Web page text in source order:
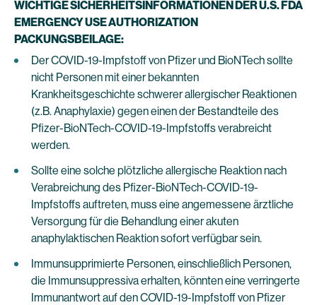
WICHTIGE SICHERHEITSINFORMATIONEN DER U.S. FDA
EMERGENCY USE AUTHORIZATION
PACKUNGSBEILAGE:
Der COVID-19-Impfstoff von Pfizer und BioNTech sollte
nicht Personen mit einer bekannten
Krankheitsgeschichte schwerer allergischer Reaktionen
(z.B. Anaphylaxie) gegen einen der Bestandteile des
Pfizer-BioNTech-COVID-19-Impfstoffs verabreicht
werden.
Sollte eine solche plötzliche allergische Reaktion nach
Verabreichung des Pfizer-BioNTech-COVID-19-
Impfstoffs auftreten, muss eine angemessene ärztliche
Versorgung für die Behandlung einer akuten
anaphylaktischen Reaktion sofort verfügbar sein.
Immunsupprimierte Personen, einschließlich Personen,
die Immunsuppressiva erhalten, könnten eine verringerte
Immunantwort auf den COVID-19-Impfstoff von Pfizer